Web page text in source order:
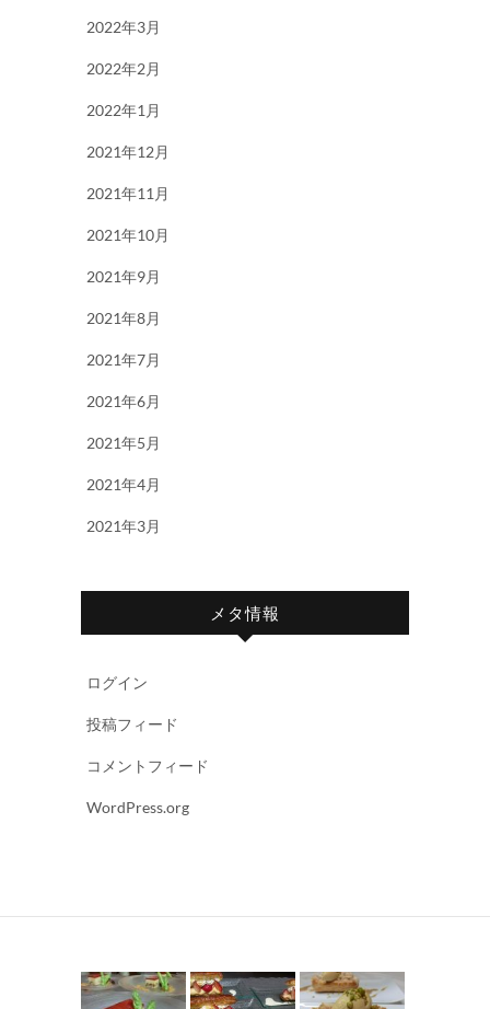
2022年3月
2022年2月
2022年1月
2021年12月
2021年11月
2021年10月
2021年9月
2021年8月
2021年7月
2021年6月
2021年5月
2021年4月
2021年3月
メタ情報
ログイン
投稿フィード
コメントフィード
WordPress.org